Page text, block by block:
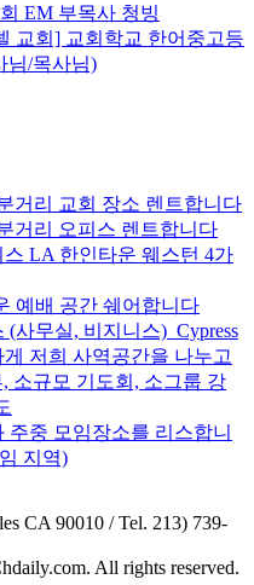
EM 부목사 청빙
교회] 교회학교 한어중고등
님/목사님)
거리 교회 장소 렌트합니다
거리 오피스 렌트합니다
스 LA 한인타운 웨스턴 4가
예배 공간 쉐어합니다
(사무실, 비지니스)_Cypress
저희 사역공간을 나누고
소규모 기도회, 소그룹 강
주중 모임장소를 리스합니
지역)
CA 90010 / Tel. 213) 739-
All rights reserved.